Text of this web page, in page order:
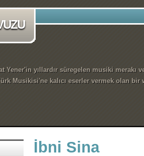
Yener'in yıllardır süregelen musiki merakı
Musikisi'ne kalıcı eserler vermek olan bir
İbni Sina